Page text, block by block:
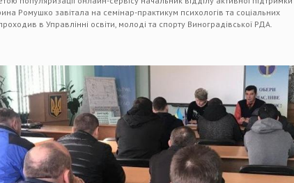
Ромушко завітала на семінар-практикум психологів та соціальних
в Управлінні освіти, молоді та спорту Виноградівської РДА.